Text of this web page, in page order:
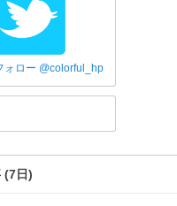
ォロー @colorful_hp
(7日)